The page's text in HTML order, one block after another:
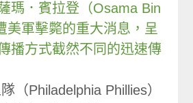
瑪．賓拉登（Osama Bin
美軍擊斃的重大消息，呈
播方式截然不同的迅速傳
（Philadelphia Phillies）